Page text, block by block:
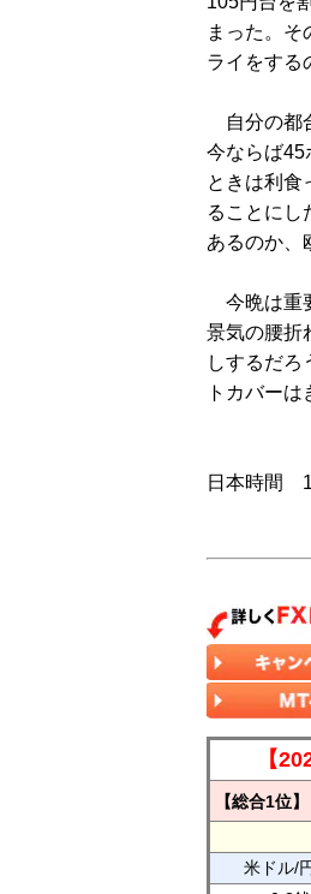
まった。そ
ライをする
自分の都
今ならば45
ときは利食
ることにし
あるのか、
今晩は重
景気の腰折
しするだろ
トカバー
日本時間
【
【総合1位】
米ドル/